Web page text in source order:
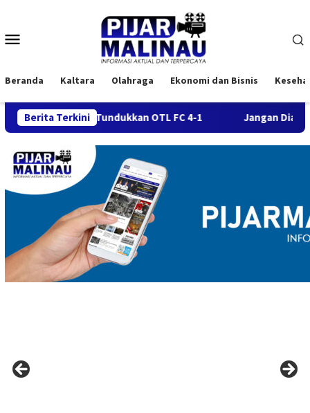
konten
Beranda Kaltara Olahraga Ekonomi dan Bisnis
Berita Terkini
Tundukkan OTL FC 4-1 Jangan Diabaikan! Ini Tanda-